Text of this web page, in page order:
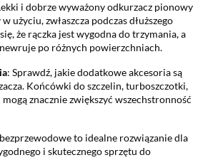
i dobrze wyważony odkurzacz pionowy
użyciu, zwłaszcza podczas dłuższego
że rączka jest wygodna do trzymania, a
po różnych powierzchniach.
: Sprawdź, jakie dodatkowe akcesoria są
Końcówki do szczelin, turboszczotki,
znacznie zwiększyć wszechstronność
to idealne rozwiązanie dla
i skutecznego sprzętu do